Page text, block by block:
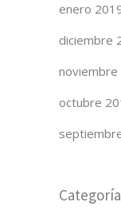
enero
diciembre
noviembre
octubre